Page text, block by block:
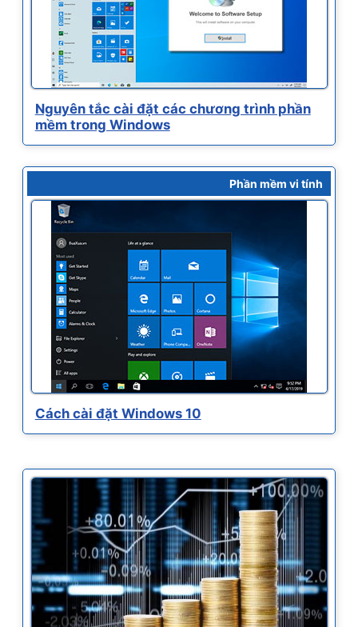
Nguyên tắc cài đặt các chương trình phần
mềm trong Windows
Phần mềm vi tính
Cách cài đặt Windows 10